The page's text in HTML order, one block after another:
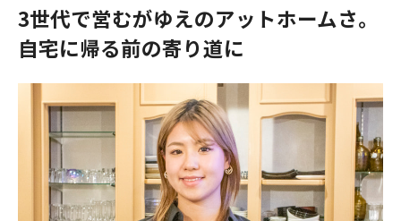
3世代で営むがゆえのアットホームさ。
自宅に帰る前の寄り道に